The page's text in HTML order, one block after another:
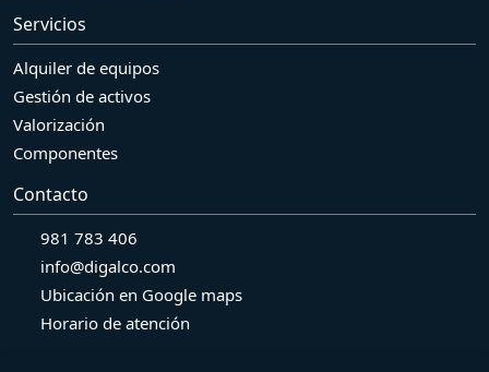
Servicios
Alquiler de equipos
Gestión de activos
Valorización
Componentes
Contacto
981 783 406
info@digalco.com
Ubicación en Google maps
Horario de atención